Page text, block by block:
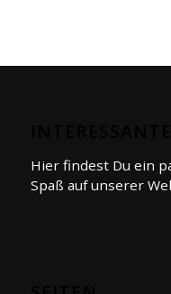
Hier findest Du ein
Spaß auf unserer